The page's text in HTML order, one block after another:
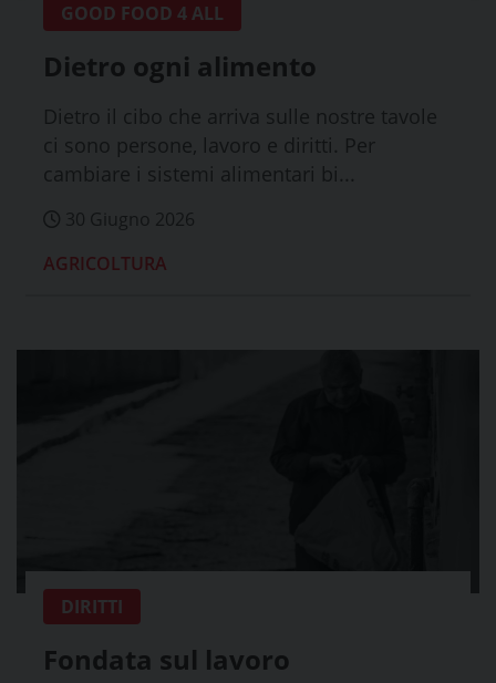
GOOD FOOD 4 ALL
Dietro ogni alimento
Dietro il cibo che arriva sulle nostre tavole
ci sono persone, lavoro e diritti. Per
cambiare i sistemi alimentari bi...
30 Giugno 2026
AGRICOLTURA
DIRITTI
Fondata sul lavoro